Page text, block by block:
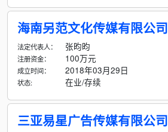
海南另范文化传媒有限公司
法定代表人： 张昀昀
注册资金： 100万元
成立时间： 2018年03月29日
状态: 在业/存续
三亚易星广告传媒有限公司